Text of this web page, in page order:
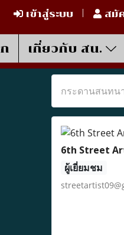
เข้าสู่ระบบ สมั
เกี่ยวกับ สน.
กระดานสนทน
6th Street
ผู้เยี่ยมชม